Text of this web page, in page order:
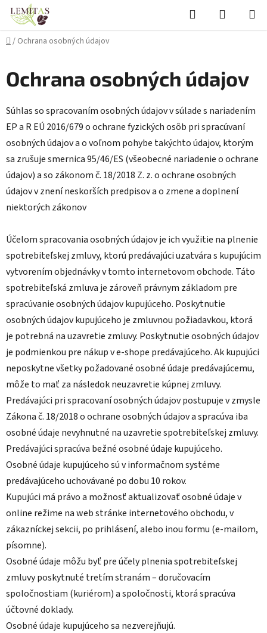
Prejsť
obsah
Hľadať
KOŠÍK
Domov
/ Ochrana osobných údajov
Ochrana osobných údajov
Súhlas so spracovaním osobných údajov v súlade s nariadením
EP a R EÚ 2016/679 o ochrane fyzických osôb pri spracúvaní
osobných údajov a o voľnom pohybe takýchto údajov, ktorým
sa zrušuje smernica 95/46/ES (všeobecné nariadenie o ochrane
údajov) a so zákonom č. 18/2018 Z. z. o ochrane osobných
údajov v znení neskorších predpisov a o zmene a doplnení
niektorých zákonov
Účelom spracovania osobných údajov je ich využitie na plnenie
spotrebiteľskej zmluvy, ktorú predávajúci uzatvára s kupujúcim
vytvorením objednávky v tomto internetovom obchode. Táto
spotrebiteľská zmluva je zároveň právnym základom pre
spracúvanie osobných údajov kupujúceho. Poskytnutie
osobných údajov kupujúceho je zmluvnou požiadavkou, ktorá
je potrebná na uzavretie zmluvy. Poskytnutie osobných údajov
je podmienkou pre nákup v e-shope predávajúceho. Ak kupujúci
neposkytne všetky požadované osobné údaje predávajúcemu,
môže to mať za následok neuzavretie kúpnej zmluvy.
Predávajúci pri spracovaní osobných údajov postupuje v zmysle
Zákona č. 18/2018 o ochrane osobných údajov a spracúva iba
osobné údaje nevyhnutné na uzavretie spotrebiteľskej zmluvy.
Predávajúci spracúva bežné osobné údaje kupujúceho.
Osobné údaje kupujúceho sú v informačnom systéme
predávajúceho uchovávané po dobu 10 rokov.
Kupujúci má právo a možnosť aktualizovať osobné údaje v
online režime na web stránke internetového obchodu, v
zákazníckej sekcii, po prihlásení, alebo inou formu (e-mailom,
písomne).
Osobné údaje môžu byť pre účely plnenia spotrebiteľskej
zmluvy poskytnuté tretím stranám – doručovacím
spoločnostiam (kuriérom) a spoločnosti, ktorá spracúva
účtovné doklady.
Osobné údaje kupujúceho sa nezverejňujú.